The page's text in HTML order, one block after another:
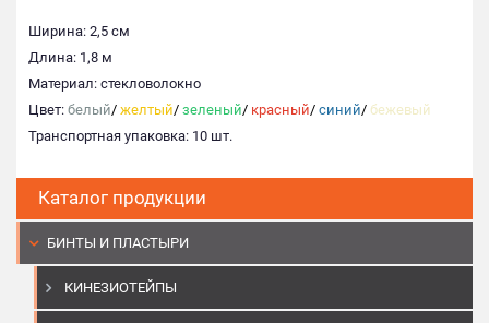
Каталог продукции
БИНТЫ И ПЛАСТЫРИ
КИНЕЗИОТЕЙПЫ
Ширина: 2,5 см
Длина: 1,8 м
Материал: стекловолокно
Цвет: белый/ желтый/ зеленый/ красный/ синий/ бежевый
Транспортная упаковка: 10 шт.